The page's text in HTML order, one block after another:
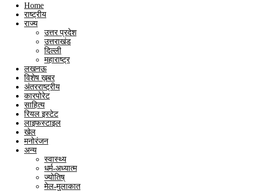
Home
राष्ट्रीय
राज्य
उत्तर प्रदेश
उत्तराखंड
दिल्ली
महाराष्ट्र
लखनऊ
विशेष ख़बर
अंतरराष्ट्रीय
कारपोरेट
साहित्य
रियल इस्टेट
लाइफस्टाइल
खेल
मनोरंजन
अन्य
स्वास्थ्य
धर्म-अध्यात्म
ज्योतिष्
मेल-मुलाकात